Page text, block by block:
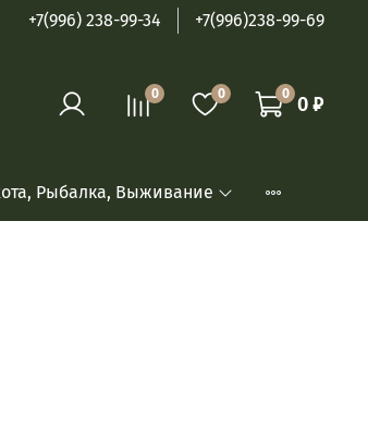
+7(996) 238-99-34 +7(996)238-99-69
0 0 0 0 ₽
Рыбалка, Выживание